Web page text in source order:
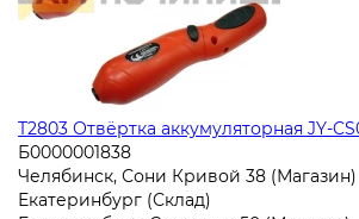
T2803 Отвёртка аккумуляторная JY-
Б0000001838
Челябинск, Сони Кривой 38 (Магазин)
Екатеринбург (Склад)